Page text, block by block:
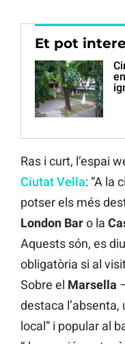
Et pot
Ras i curt, l’espai
Ciutat Vella: “A la
potser els més
London Baro la
Aquests són, es
obligatòria si al
Sobre el Marsella
destaca l’absenta,
local” i popular al